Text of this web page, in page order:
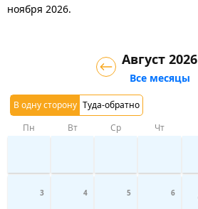
ноября 2026.
В одну сторону Туда-обратно
Август 2026
Все месяцы
Пн Вт Ср Чт
3 4 5 6